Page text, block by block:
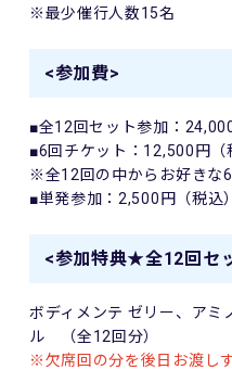
※最少催行人数15名
<参加費>
■全12回セット参加：24
■6回チケット：12,500 円（
※全12回の中からお好きな6
■単発参加：2,500 円（税込）
<参加特典★全12回セ
ボディメンテ ゼリー、アミ
ル （全12回分）
※欠席回の分を後日お渡し